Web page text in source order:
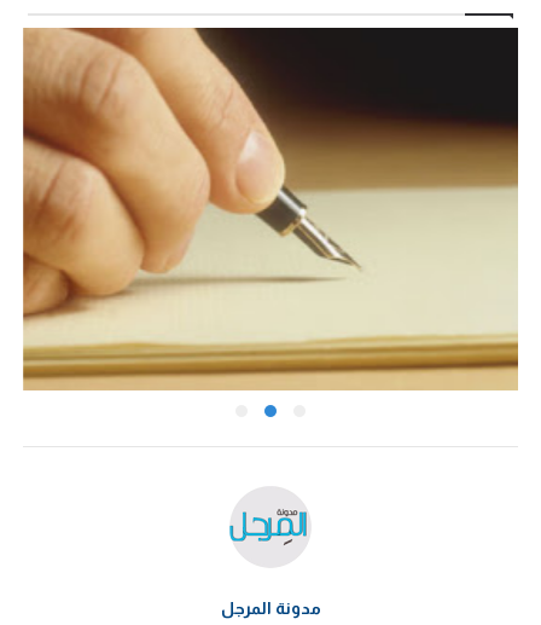
مدونة المرجل